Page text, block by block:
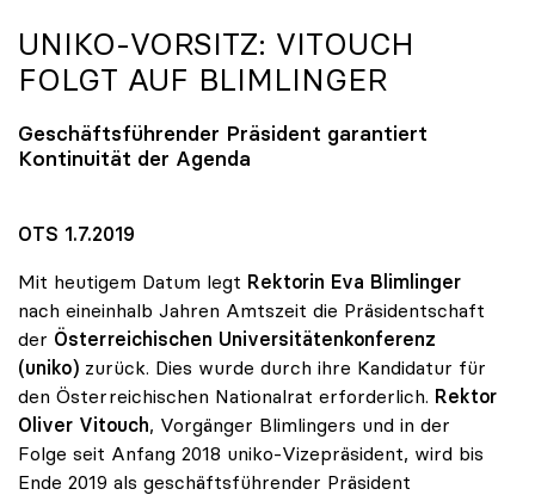
UNIKO-VORSITZ: VITOUCH
FOLGT AUF BLIMLINGER
Geschäftsführender Präsident garantiert
Kontinuität der Agenda
OTS 1.7.2019
Mit heutigem Datum legt Rektorin Eva Blimlinger
nach eineinhalb Jahren Amtszeit die Präsidentschaft
der Österreichischen Universitätenkonferenz
(uniko) zurück. Dies wurde durch ihre Kandidatur für
den Österreichischen Nationalrat erforderlich. Rektor
Oliver Vitouch, Vorgänger Blimlingers und in der
Folge seit Anfang 2018 uniko-Vizepräsident, wird bis
Ende 2019 als geschäftsführender Präsident